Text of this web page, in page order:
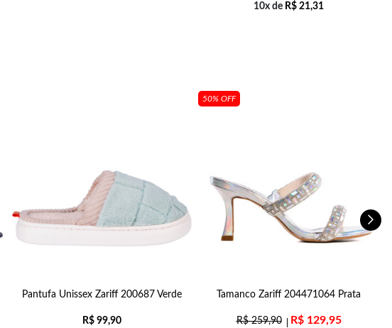
10x de R$ 21,31
Pantufa Unissex Zariff 200687 Verde
R$ 99,90
50% OFF
Tamanco Zariff 204471064 Prata
R$259,90 R$129,95